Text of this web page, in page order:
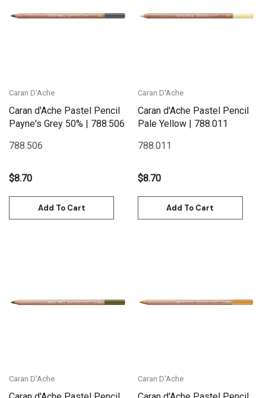
Caran D'Ache
Caran d'Ache Pastel Pencil
Payne's Grey 50% | 788.506
788.506
$8.70
Add To Cart
Caran D'Ache
Caran d'Ache Pastel Pencil
Pale Yellow | 788.011
788.011
$8.70
Add To Cart
Caran D'Ache Caran D'Ache